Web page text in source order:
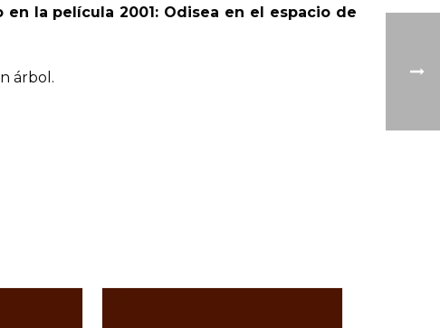
la película 2001: Odisea en el espacio de
árbol.